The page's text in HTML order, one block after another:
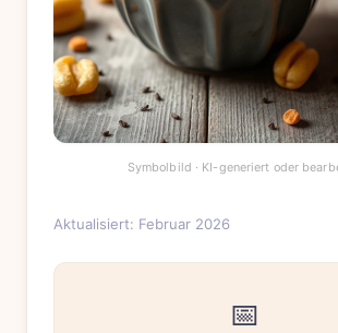
Aktualisiert: Februar 2026
📅